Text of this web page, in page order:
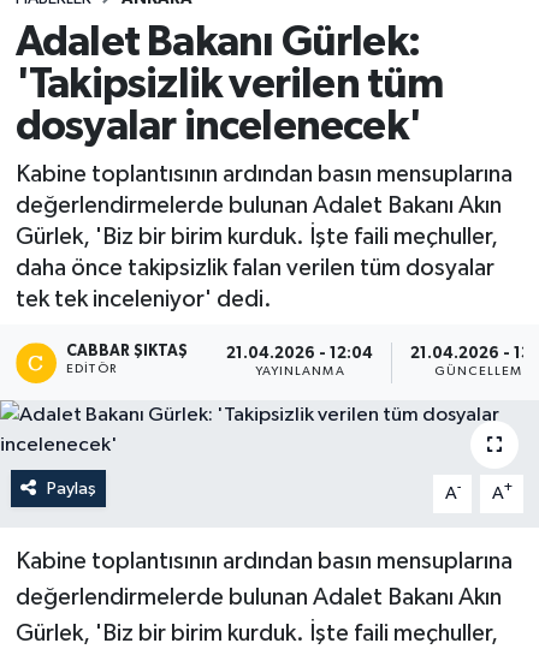
Adalet Bakanı Gürlek:
'Takipsizlik verilen tüm
dosyalar incelenecek'
Kabine toplantısının ardından basın mensuplarına
değerlendirmelerde bulunan Adalet Bakanı Akın
Gürlek, 'Biz bir birim kurduk. İşte faili meçhuller,
daha önce takipsizlik falan verilen tüm dosyalar
tek tek inceleniyor' dedi.
CABBAR ŞIKTAŞ
EDITÖR
21.04.2026 - 12:04
YAYINLANMA
21.04.2026 -
GÜNCELLEME
Paylaş A- A+
Kabine toplantısının ardından basın mensuplarına
değerlendirmelerde bulunan Adalet Bakanı Akın
Gürlek, 'Biz bir birim kurduk. İşte faili meçhuller,
Son Dakika Haberleri
Haber Arşivi